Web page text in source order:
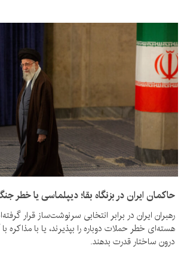
حاکمان ایران در بزنگاه بقا؛ دیپلماسی یا خطر
رهبران ایران در برابر انتخابی سرنوشت‌ساز قرار
هسته‌ای خطر حملات دوباره را بپذیرند، یا با مذاکره
درون ساختار قدرت بدهند.